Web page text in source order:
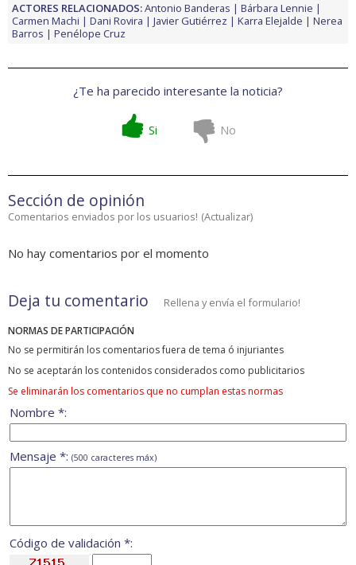
ACTORES RELACIONADOS:Antonio Banderas
Bárbara Lennie
Carmen Machi
Dani Rovira Javier Gutiérrez Karra Elejalde
Nerea
Barros
Penélope Cruz
¿Te ha parecido interesante la noticia?
Si No
Sección de opinión
Comentarios enviados por los usuarios! (Actualizar)
No hay comentarios por el momento
Deja tu comentario Rellena y envía el formulario!
NORMAS DE PARTICIPACIÓN
No se permitirán los comentarios fuera de tema ó injuriantes
No se aceptarán los contenidos considerados como publicitarios
Se eliminarán los comentarios que no cumplan estas normas
Nombre *:
Mensaje *: (500 caracteres máx)
Código de validación *: